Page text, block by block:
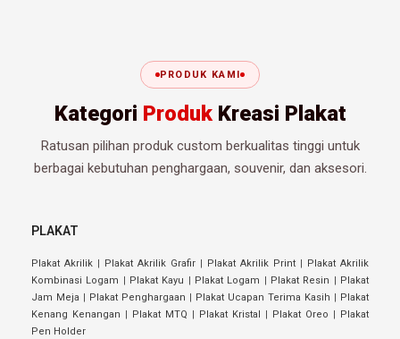
PRODUK KAMI
Kategori ProdukKreasi Plakat
Ratusan pilihan produk custom berkualitas tinggi untuk
berbagai kebutuhan penghargaan, souvenir, dan aksesori.
PLAKAT
Plakat Akrilik | Plakat Akrilik Grafir | Plakat Akrilik Print | Plakat Akrilik
Kombinasi Logam | Plakat Kayu | Plakat Logam | Plakat Resin | Plakat
Jam Meja | Plakat Penghargaan | Plakat Ucapan Terima Kasih | Plakat
Kenang Kenangan | Plakat MTQ | Plakat Kristal | Plakat Oreo | Plakat
Pen Holder